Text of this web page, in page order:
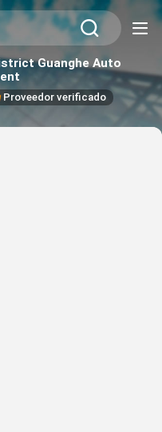
Guanghe Auto
Proveedor verificado